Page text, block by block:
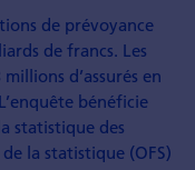
de prévoyance
de francs. Les
d’assurés en
bénéficie
statistique des
la statistique (OFS)